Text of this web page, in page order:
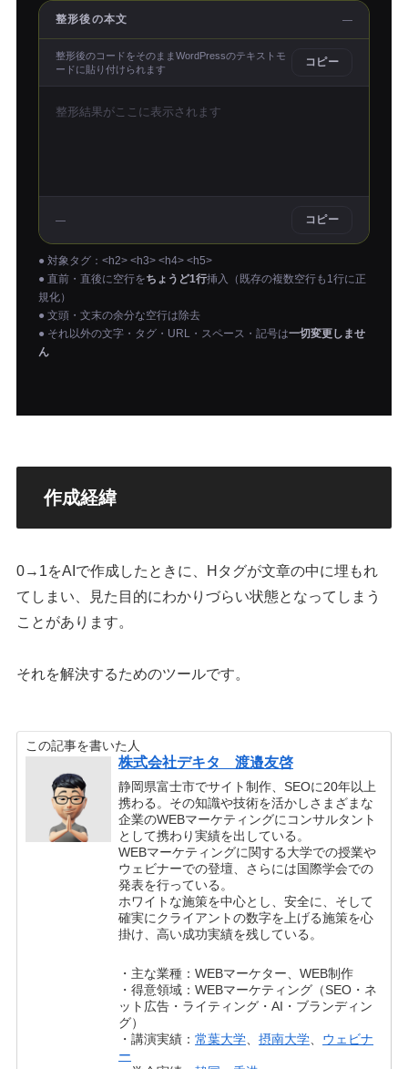
作成経緯
0→1をAIで作成したときに、Hタグが文章の中に埋もれ
てしまい、見た目的にわかりづらい状態となってしまう
ことがあります。
それを解決するためのツールです。
この記事を書いた人
株式会社デキタ 渡邉友啓
静岡県富士市でサイト制作、SEOに20年以上
携わる。その知識や技術を活かしさまざまな
企業のWEBマーケティングにコンサルタント
として携わり実績を出している。
WEBマーケティングに関する大学での授業や
ウェビナーでの登壇、さらには国際学会での
発表を行っている。
ホワイトな施策を中心とし、安全に、そして
確実にクライアントの数字を上げる施策を心
掛け、高い成功実績を残している。
・主な業種：WEBマーケター、WEB制作
・得意領域：WEBマーケティング（SEO・ネ
ット広告・ライティング・AI・ブランディン
グ）
・講演実績：常葉大学、摂南大学、 ウェビナ
ー